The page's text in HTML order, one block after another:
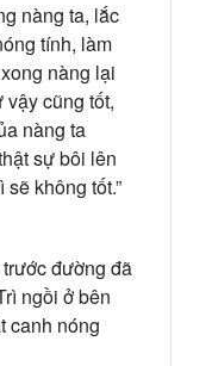
nàng ta, lắc
tính, làm
nàng lại
vậy cũng tốt,
nàng ta
sự bôi lên
không tốt.”
đường đã
ngồi ở bên
canh nóng